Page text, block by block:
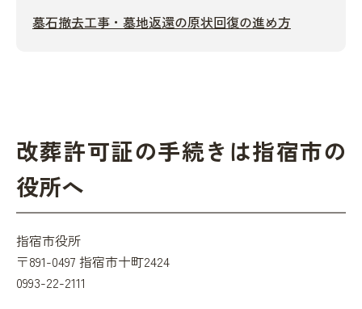
墓石撤去工事・墓地返還の原状回復の進め方
改葬許可証の手続きは指宿市の
役所へ
指宿市役所
〒891-0497 指宿市十町2424
0993-22-2111